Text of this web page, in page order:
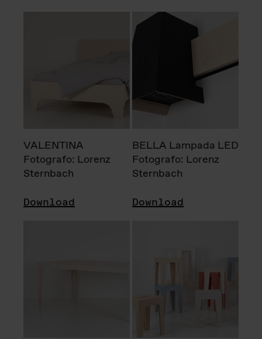
VALENTINA
Fotografo: Lorenz
Sternbach
Download
BELLA Lampada LED
Fotografo: Lorenz
Sternbach
Download